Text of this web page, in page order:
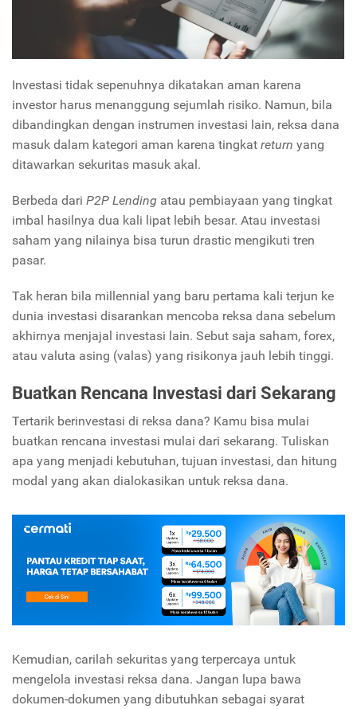
Investasi tidak sepenuhnya dikatakan aman karena
investor harus menanggung sejumlah risiko. Namun, bila
dibandingkan dengan instrumen investasi lain, reksa dana
masuk dalam kategori aman karena tingkat return yang
ditawarkan sekuritas masuk akal.
Berbeda dari P2P Lending atau pembiayaan yang tingkat
imbal hasilnya dua kali lipat lebih besar. Atau investasi
saham yang nilainya bisa turun drastic mengikuti tren
pasar.
Tak heran bila millennial yang baru pertama kali terjun ke
dunia investasi disarankan mencoba reksa dana sebelum
akhirnya menjajal investasi lain. Sebut saja saham, forex,
atau valuta asing (valas) yang risikonya jauh lebih tinggi.
Buatkan Rencana Investasi dari Sekarang
Tertarik berinvestasi di reksa dana? Kamu bisa mulai
buatkan rencana investasi mulai dari sekarang. Tuliskan
apa yang menjadi kebutuhan, tujuan investasi, dan hitung
modal yang akan dialokasikan untuk reksa dana.
Kemudian, carilah sekuritas yang terpercaya untuk
mengelola investasi reksa dana. Jangan lupa bawa
dokumen-dokumen yang dibutuhkan sebagai syarat